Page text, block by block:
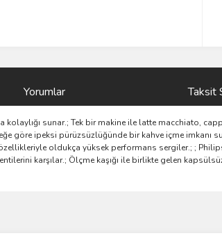
Yorumlar Taksit
sunar.; Tek bir makine ile latte macchiato,
göre ipeksi pürüzsüzlüğünde bir kahve içme imkanı
oldukça yüksek performans sergiler.; ;
karşılar.; Ölçme kaşığı ile birlikte gelen